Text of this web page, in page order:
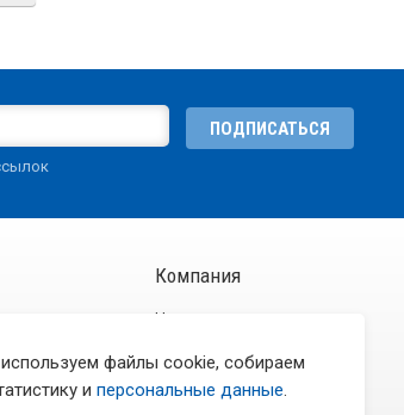
ПОДПИСАТЬСЯ
Компания
Новости
Контакты
файлы cookie, собираем
и персональные данные.